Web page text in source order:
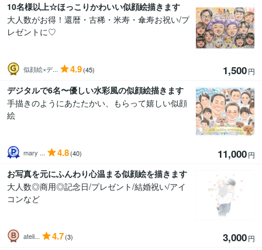
10名様以上☆ほっこりかわいい似顔絵描きます
大人数がお得！還暦・古稀・米寿・傘寿お祝い/プ
レゼントに♡
似顔絵×デ... 4.9(45) 1,500円
デジタルで6名〜優しい水彩風の似顔絵描きます
手描きのようにあたたかい、もらって嬉しい似顔
絵
mary ... 4.8(40) 11,000円
お写真を元にふんわり心温まる似顔絵を描きます
大人数◎商用◎記念日/プレゼント/結婚祝い/アイ
コンなど
ateli... 4.7(3) 3,000円